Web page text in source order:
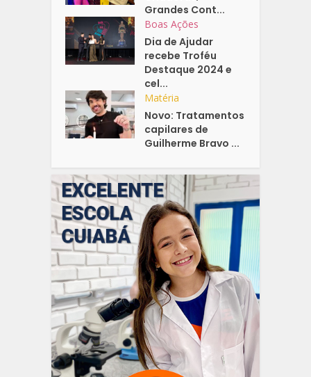
Grandes Cont...
Boas Ações
Dia de Ajudar
recebe Troféu
Destaque 2024 e
cel...
Matéria
Novo: Tratamentos
capilares de
Guilherme Bravo ...